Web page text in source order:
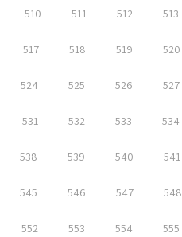
510 511 512 513
517 518 519 520
524 525 526 527
531 532 533 534
538 539 540 541
545 546 547 548
552 553 554 555